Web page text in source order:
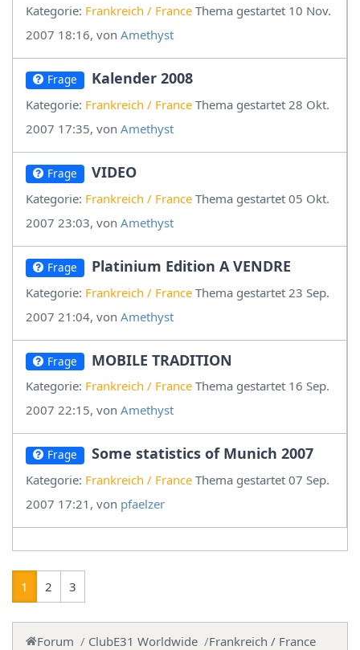
Kategorie: Frankreich / France Thema gestartet 10 Nov.
2007 18:16, von Amethyst
Frage Kalender 2008
Kategorie: Frankreich / France Thema gestartet 28 Okt.
2007 17:35, von Amethyst
Frage VIDEO
Kategorie: Frankreich / France Thema gestartet 05 Okt.
2007 23:03, von Amethyst
Frage Platinium Edition A VENDRE
Kategorie: Frankreich / France Thema gestartet 23 Sep.
2007 21:04, von Amethyst
Frage MOBILE TRADITION
Kategorie: Frankreich / France Thema gestartet 16 Sep.
2007 22:15, von Amethyst
Frage Some statistics of Munich 2007
Kategorie: Frankreich / France Thema gestartet 07 Sep.
2007 17:21, von pfaelzer
1 2 3
Forum ClubE31 Worldwide Frankreich / France